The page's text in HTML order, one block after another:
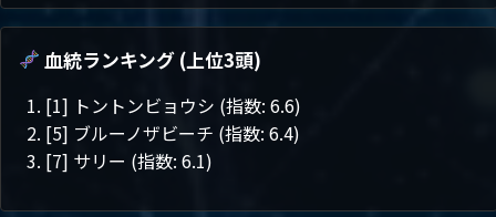
血統ランキング (上位3頭)
[1] トントンビョウシ (指数: 6.6)
[5] ブルーノザビーチ (指数: 6.4)
[7] サリー (指数: 6.1)